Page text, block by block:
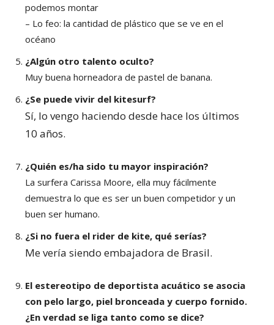
podemos montar
– Lo feo: la cantidad de plástico que se ve en el
océano
¿Algún otro talento oculto?
Muy buena horneadora de pastel de banana.
¿Se puede vivir del kitesurf?
Sí, lo vengo haciendo desde hace los últimos
10 años.
¿Quién es/ha sido tu mayor inspiración?
La surfera Carissa Moore, ella muy fácilmente
demuestra lo que es ser un buen competidor y un
buen ser humano.
¿Si no fuera el rider de kite, qué serías?
Me vería siendo embajadora de Brasil.
El estereotipo de deportista acuático se asocia
con pelo largo, piel bronceada y cuerpo fornido.
¿En verdad se liga tanto como se dice?